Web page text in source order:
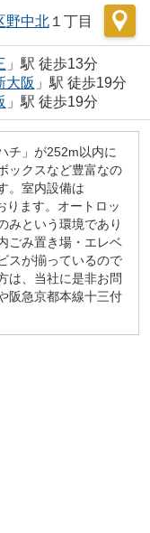
野中北１丁目
」駅 徒歩13分
大阪 」駅 徒歩19分
」駅 徒歩19分
チ」が252m以内に
ックスなど豊富なの
。室内設備は
ります。オートロッ
みという環境であり
ごみ置き場・エレベ
スが揃っているので
は、当社に是非お問
阪急京都本線十三付